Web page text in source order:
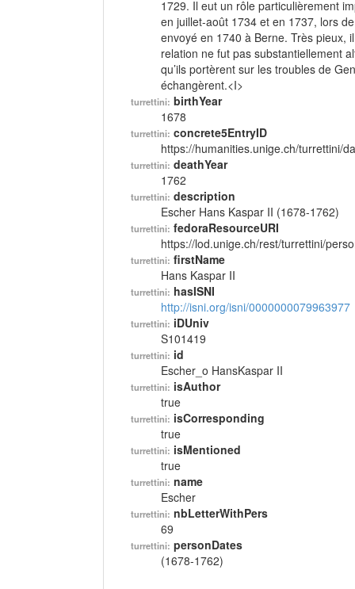
1729. Il eut un rôle particulièrement
en juillet-août 1734 et en 1737, lors
envoyé en 1740 à Berne. Très pieux,
relation ne fut pas substantiellement
qu’ils portèrent sur les troubles de
échangèrent.<I>
turrettini: birthYear
1678
turrettini: concrete5EntryID
https://humanities.unige.ch/turrettini/
turrettini: deathYear
1762
turrettini: description
Escher Hans Kaspar II (1678-1762)
turrettini: fedoraResourceURI
https://lod.unige.ch/rest/turrettini/
turrettini: firstName
Hans Kaspar II
turrettini: hasISNI
http://isni.org/isni/0000000079963977
turrettini: iDUniv
S101419
turrettini: id
Escher_o HansKaspar II
turrettini: isAuthor
true
turrettini: isCorresponding
true
turrettini: isMentioned
true
turrettini: name
Escher
turrettini: nbLetterWithPers
69
turrettini: personDates
(1678-1762)